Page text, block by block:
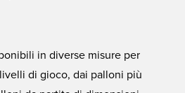
in diverse misure per
di gioco, dai palloni più